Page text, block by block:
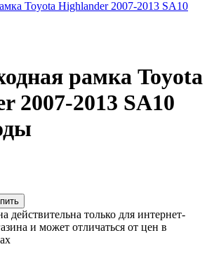
рамка Toyota
2007-2013 SA10
действительна только для интернет-
и может отличаться от цен в